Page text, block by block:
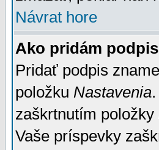
Návrat hore
Ako pridám
Pridať podpis
položku Nastavenia
zaškrtnutím položky
Vaše príspevky